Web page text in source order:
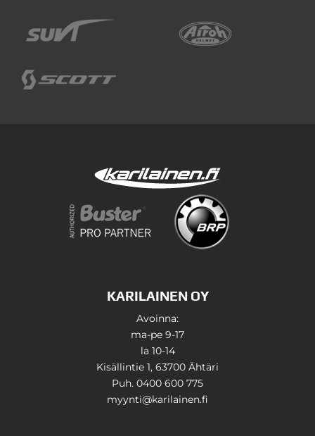
KARILAINEN OY
Avoinna:
ma-pe 9-17
la 10-14
Kisällintie 1, 63700 Ähtäri
Puh. 0400 600 775
myynti@karilainen.fi